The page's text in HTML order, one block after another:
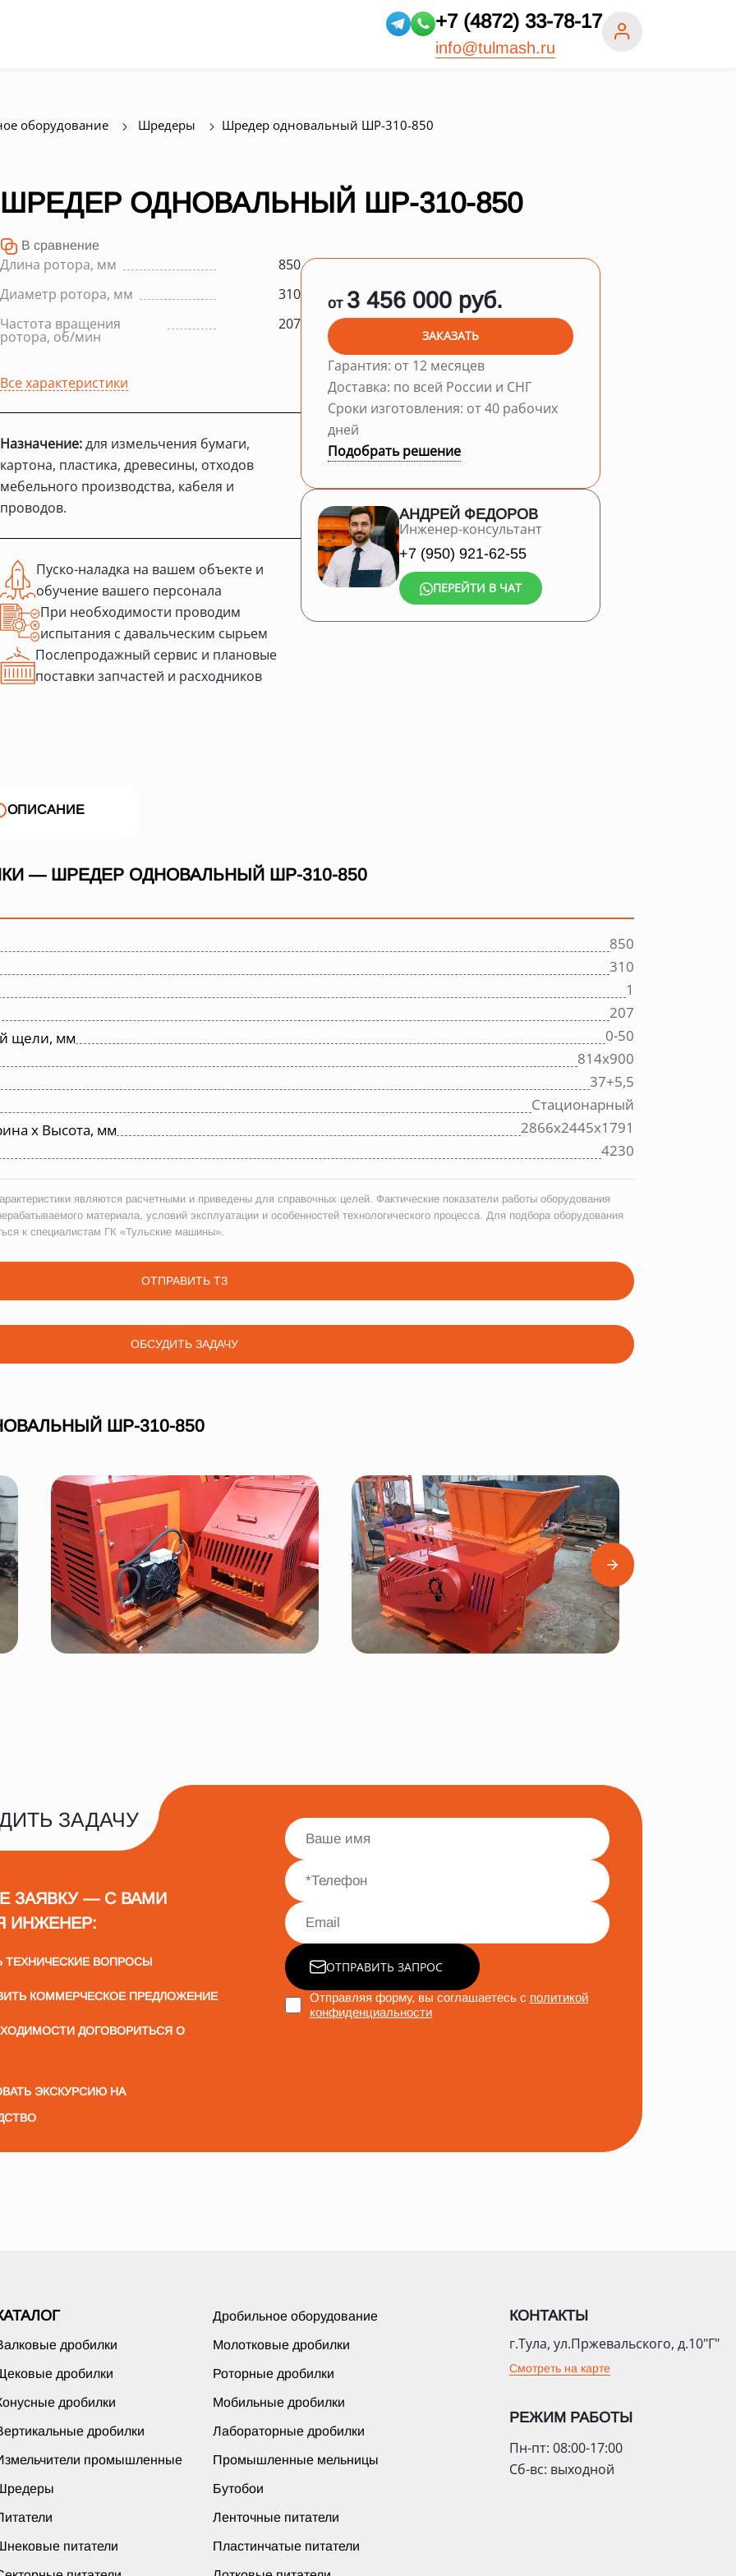
+7 (4872) 33-78-17
info@tulmash.ru
оборудование Шредеры Шредер одновальный ШР-310-850
ШРЕДЕР ОДНОВАЛЬНЫЙ ШР-310-850
В сравнение
Длина ротора, мм
850
Диаметр ротора, мм
310
Частота вращения
ротора, об/мин
207
Все характеристики
Назначение:для измельчения бумаги,
картона, пластика, древесины, отходов
мебельного производства, кабеля и
проводов.
Пуско-наладка на вашем объекте и
обучение вашего персонала
При необходимости проводим
испытания с давальческим сырьем
Послепродажный сервис и плановые
поставки запчастей и расходников
от 3 456 000 руб.
ЗАКАЗАТЬ
Гарантия: от 12 месяцев
Доставка: по всей России и СНГ
Сроки изготовления: от 40 рабочих
дней
Подобрать решение
АНДРЕЙ ФЕДОРОВ
Инженер-консультант
+7 (950) 921-62-55
ПЕРЕЙТИ В ЧАТ
ОПИСАНИЕ
— ШРЕДЕР ОДНОВАЛЬНЫЙ ШР-310-850
850
310
1
207
щели, мм
0-50
814х900
37+5,5
Стационарный
х Высота, мм
2866х2445х1791
4230
являются расчетными и приведены для справочных целей. Фактические показатели работы оборудования
материала, условий эксплуатации и особенностей технологического процесса. Для подбора оборудования
к специалистам ГК «Тульские машины».
ОТПРАВИТЬ ТЗ
ОБСУДИТЬ ЗАДАЧУ
ШР-310-850
ЗАДАЧУ
ЗАЯВКУ — С ВАМИ
ИНЖЕНЕР:
ТЕХНИЧЕСКИЕ ВОПРОСЫ
КОММЕРЧЕСКОЕ ПРЕДЛОЖЕНИЕ
ДОГОВОРИТЬСЯ О
ЭКСКУРСИЮ НА
ОТПРАВИТЬ ЗАПРОС
Отправляя форму, вы соглашаетесь с политикой
конфиденциальности
Дробильное оборудование
дробилки Молотковые дробилки
дробилки Роторные дробилки
дробилки Мобильные дробилки
дробилки Лабораторные дробилки
промышленные Промышленные мельницы
Бутобои
Ленточные питатели
питатели Пластинчатые питатели
КОНТАКТЫ
г.Тула, ул.Пржевальского, д.10"Г"
Смотреть на карте
РЕЖИМ РАБОТЫ
Пн-пт: 08:00-17:00
Сб-вс: выходной